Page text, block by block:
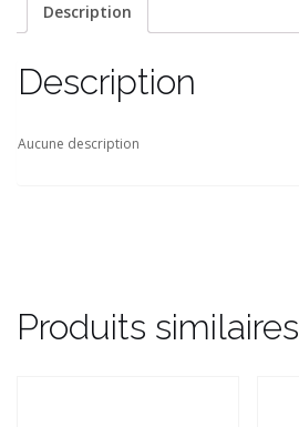
Description
Description
Aucune description
Produits similaires